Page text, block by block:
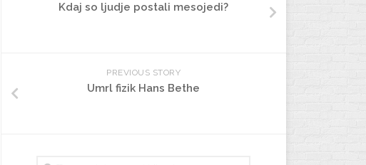
Kdaj so ljudje postali mesojedi?
PREVIOUS STORY
Umrl fizik Hans Bethe